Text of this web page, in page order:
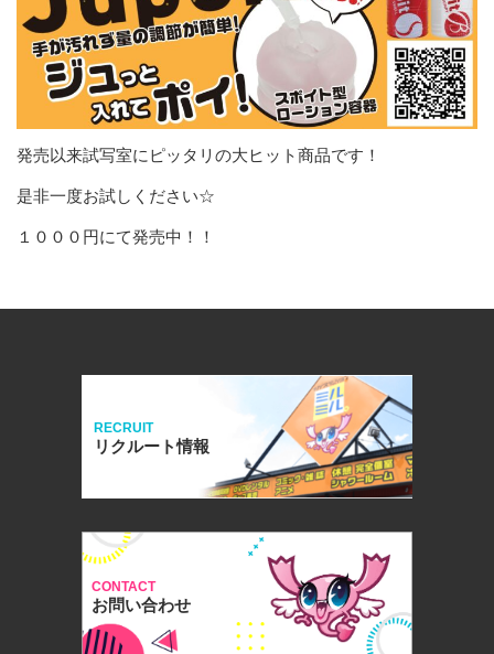
発売以来試写室にピッタリの大ヒット商品です！
是非一度お試しください☆
１０００円にて発売中！！
RECRUIT
リクルート情報
CONTACT
お問い合わせ